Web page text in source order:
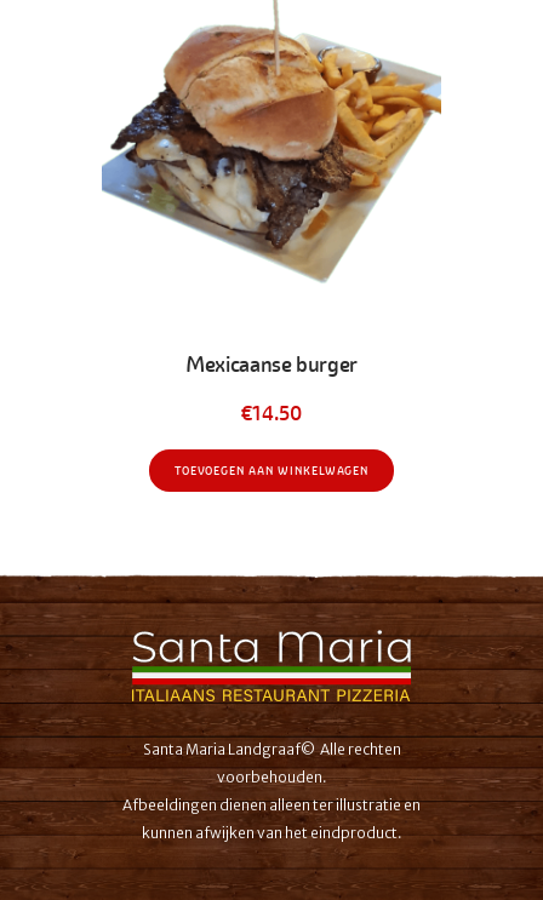
Mexicaanse burger
€14.50
TOEVOEGEN AAN WINKELWAGEN
Santa Maria Landgraaf© Alle rechten
voorbehouden.
Afbeeldingen dienen alleen ter illustratie en
kunnen afwijken van het eindproduct.